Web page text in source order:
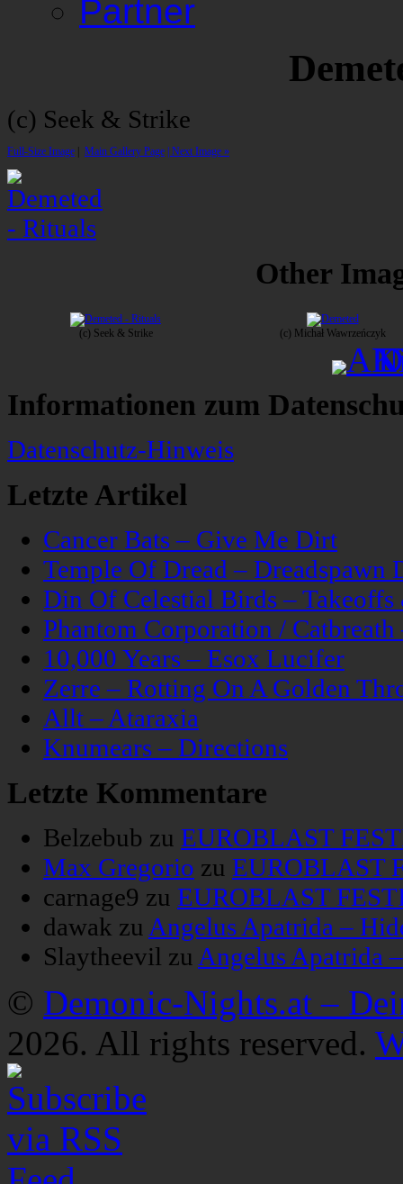
Partner
(c) Seek & Strike
Full-Size Image Main Gallery Page | Next Image »
Other
(c) Seek & Strike (c) Michał Wawrzeńczyk
Informationen zum
Datenschutz-Hinweis
Letzte Artikel
Cancer Bats – Give Me Dirt
Temple Of Dread – Dreadspawn
Din Of Celestial Birds –
Phantom Corporation /
10,000 Years – Esox Lucifer
Zerre – Rotting On A Golden
Allt – Ataraxia
Knumears – Directions
Letzte Kommentare
Belzebub zu EUROBLAST
Max Gregorio zu EUROBLAST
carnage9 zu EUROBLAST
dawak zuAngelus Apatrida –
Slaytheevil zuAngelus Apatrida
© Demonic-Nights.at –
2026. All rights reserved.